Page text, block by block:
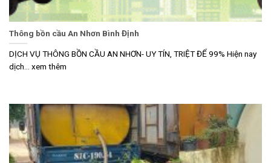
Thông bồn cầu An Nhơn Bình Định
DỊCH VỤ THÔNG BỒN CẦU AN NHƠN- UY TÍN, TRIỆT ĐỂ 99% Hiện nay
dịch... xem thêm